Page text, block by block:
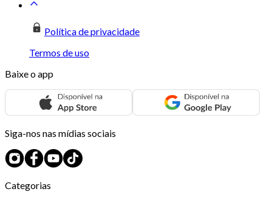
Política de privacidade
Termos de uso
Baixe o app
Siga-nos nas mídias sociais
Categorias